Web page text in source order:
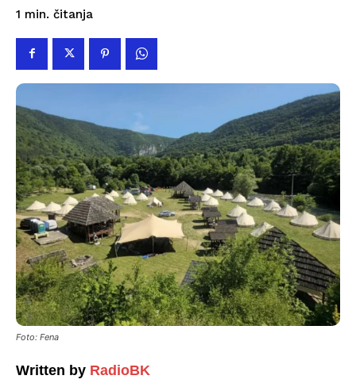
1 min. čitanja
Foto: Fena
Written by RadioBK